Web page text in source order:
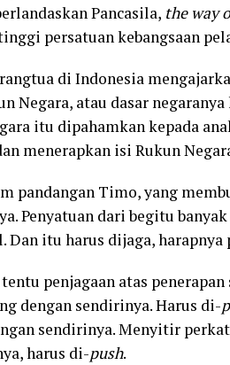
Pancasila, the way
persatuan kebangsaan
di Indonesia
Negara, atau dasar
itu dipahamkan kepada
menerapkan isi Rukun
pandangan Timo, yang
Penyatuan dari begitu
Dan itu harus dijaga, harapnya
penjagaan atas
dengan sendirinya. Harus di-
sendirinya. Menyitir
harus di-push.